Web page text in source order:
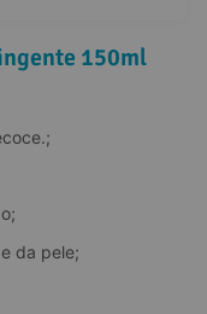
150ml
da pele;